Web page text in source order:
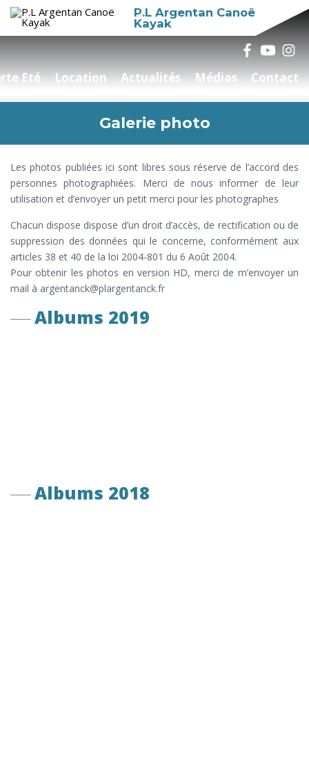
P.L Argentan Canoë
Kayak
Eté Location Actualités Médias Contact
Galerie photo
Les photos publiées ici sont libres sous réserve de l’accord des
personnes photographiées. Merci de nous informer de leur
utilisation et d’envoyer un petit merci pour les photographes
Chacun dispose dispose d’un droit d’accès, de rectification ou de
suppression des données qui le concerne, conformément aux
articles 38 et 40 de la loi 2004-801 du 6 Août 2004.
Pour obtenir les photos en version HD, merci de m’envoyer un
mail à argentanck@plargentanck.fr
Albums 2019
Albums 2018